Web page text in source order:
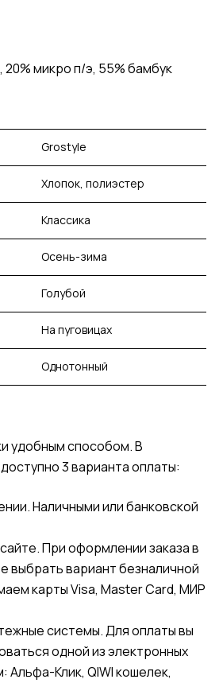
микро п/э, 55% бамбук
Grostyle
Хлопок, полиэстер
Классика
Осень-зима
Голубой
На пуговицах
Однотонный
удобным способом. В
3 варианта оплаты:
Наличными или банковской
При оформлении заказа в
выбрать вариант безналичной
карты Visa, Master Card, МИР
системы. Для оплаты вы
одной из электронных
Альфа-Клик, QIWI кошелек,